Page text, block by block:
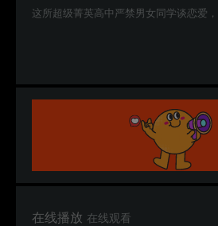
这所超级菁英高中严禁男女同学谈恋爱
在线播放 在线观看